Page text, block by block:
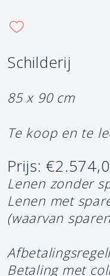
Schilderij
85 x 90 cm
Te koop en te
Prijs:
Lenen zonder
Lenen met
(waarvan
Betaling met